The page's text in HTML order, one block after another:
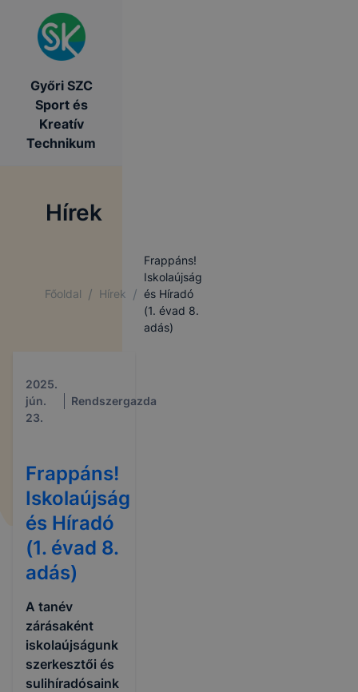
Győri SZC
Sport és
Kreatív
Technikum
Hírek
Főoldal / Hírek /
Frappáns!
Iskolaújság
és Híradó
(1. évad 8.
adás)
2025.
jún.
23.
Rendszergazda
Frappáns!
Iskolaújság
és Híradó
(1. évad 8.
adás)
A tanév
zárásaként
iskolaújságunk
szerkesztői és
sulihíradósaink